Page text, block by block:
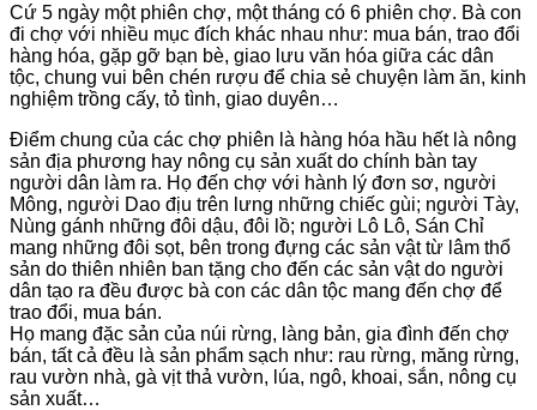
Cứ 5 ngày một phiên chợ, một tháng có 6 phiên chợ. Bà con
đi chợ với nhiều mục đích khác nhau như: mua bán, trao đổi
hàng hóa, gặp gỡ bạn bè, giao lưu văn hóa giữa các dân
tộc, chung vui bên chén rượu để chia sẻ chuyện làm ăn, kinh
nghiệm trồng cấy, tỏ tình, giao duyên…
Điểm chung của các chợ phiên là hàng hóa hầu hết là nông
sản địa phương hay nông cụ sản xuất do chính bàn tay
người dân làm ra. Họ đến chợ với hành lý đơn sơ, người
Mông, người Dao địu trên lưng những chiếc gùi; người Tày,
Nùng gánh những đôi dậu, đôi lồ; người Lô Lô, Sán Chỉ
mang những đôi sọt, bên trong đựng các sản vật từ lâm thổ
sản do thiên nhiên ban tặng cho đến các sản vật do người
dân tạo ra đều được bà con các dân tộc mang đến chợ để
trao đổi, mua bán.
Họ mang đặc sản của núi rừng, làng bản, gia đình đến chợ
bán, tất cả đều là sản phẩm sạch như: rau rừng, măng rừng,
rau vườn nhà, gà vịt thả vườn, lúa, ngô, khoai, sắn, nông cụ
sản xuất…